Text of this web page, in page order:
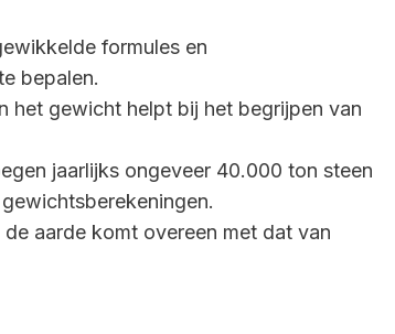
formules en
bepalen.
het gewicht helpt bij het begrijpen van
jaarlijks ongeveer 40.000 ton steen
aarde komt overeen met dat van